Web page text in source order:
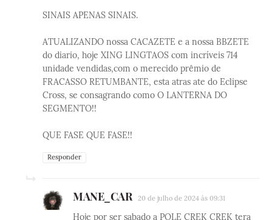
SINAIS APENAS SINAIS.
ATUALIZANDO nossa CACAZETE e a nossa BBZETE
do diario, hoje XING LINGTAOS com incríveis 714
unidade vendidas,com o merecido prêmio de
FRACASSO RETUMBANTE, esta atras ate do Eclipse
Cross, se consagrando como O LANTERNA DO
SEGMENTO!!
QUE FASE QUE FASE!!
Responder
MANE_CAR 20 de julho de 2024 às 09:31
Hoje por ser sabado a POLE CREK CREK tera